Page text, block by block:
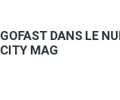
GOFAST DANS LE
CITY MAG